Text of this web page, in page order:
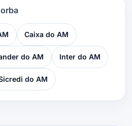
Caixa do AM
do AM Inter do AM
do AM